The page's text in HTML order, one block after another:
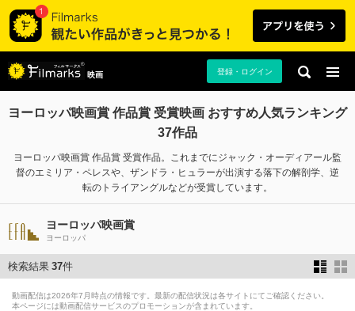
映画 登録・ログイン
ヨーロッパ映画賞 作品賞 受賞映画 おすすめ人気ランキング
37作品
ヨーロッパ映画賞 作品賞 受賞作品。これまでにジャック・オーディアール監
督のエミリア・ペレスや、ザンドラ・ヒュラーが出演する落下の解剖学、逆
転のトライアングルなどが受賞しています。
ヨーロッパ映画賞
ヨーロッパ
検索結果 37件
動画配信は2026年7月時点の情報です。最新の配信状況は各サイトにてご確認ください。
本ページには動画配信サービスのプロモーションが含まれています。